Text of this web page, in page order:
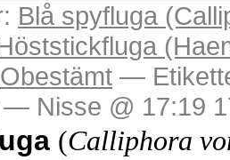
Blå spyfluga
Obestämt —
— Nisse @ 17:19
(Calliphora